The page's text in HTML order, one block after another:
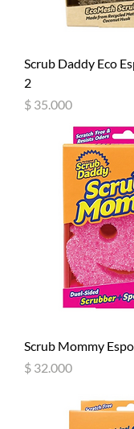
Scrub Daddy Eco
2
Precio
$ 35.000
Scrub Mommy
Precio
$ 32.000